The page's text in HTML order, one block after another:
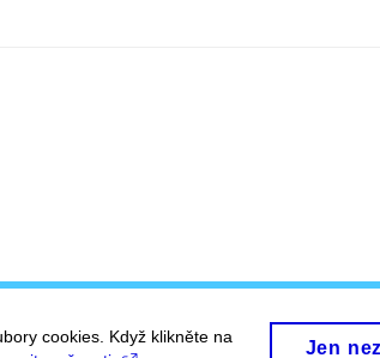
cookies. Když klikněte na
Jen